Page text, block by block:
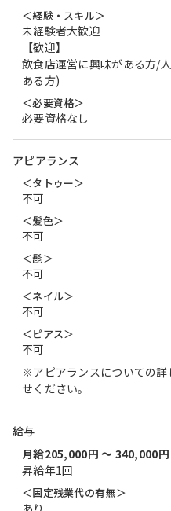
＜経験・スキル＞
未経験者大歓迎
【歓迎】
飲食店運営に興味がある方/
ある方)
＜必要資格＞
必要資格なし
アピアランス
＜タトゥー＞
不可
＜髪色＞
不可
＜髭＞
不可
＜ネイル＞
不可
＜ピアス＞
不可
※アピアランスについての
せください。
給与
月給205,000円 〜 340,000円
昇給年1回
＜固定残業代の有無＞